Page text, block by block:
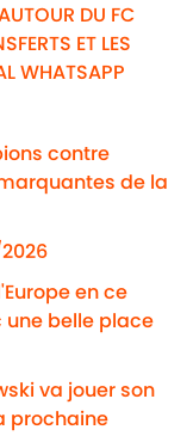
DU FC
ET LES
WHATSAPP
contre
de la
en ce
une belle place
va jouer son
prochaine